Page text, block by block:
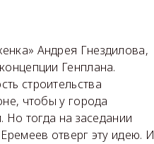
Андрея Гнездилова,
Генплана.
строительства
чтобы у города
Но тогда на заседании
отверг эту идею. И